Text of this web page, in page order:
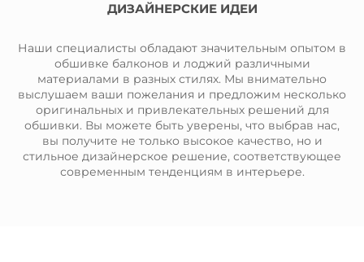
ДИЗАЙНЕРСКИЕ ИДЕИ
Наши специалисты обладают значительным опытом в
обшивке балконов и лоджий различными
материалами в разных стилях. Мы внимательно
выслушаем ваши пожелания и предложим несколько
оригинальных и привлекательных решений для
обшивки. Вы можете быть уверены, что выбрав нас,
вы получите не только высокое качество, но и
стильное дизайнерское решение, соответствующее
современным тенденциям в интерьере.